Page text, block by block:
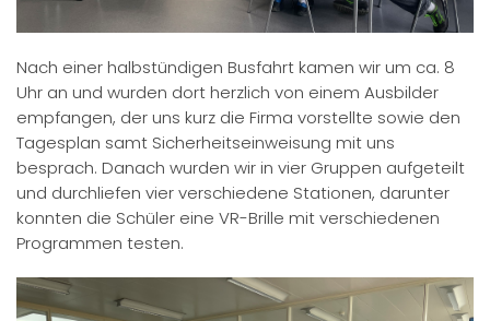
Nach einer halbstündigen Busfahrt kamen wir um ca. 8
Uhr an und wurden dort herzlich von einem Ausbilder
empfangen, der uns kurz die Firma vorstellte sowie den
Tagesplan samt Sicherheitseinweisung mit uns
besprach. Danach wurden wir in vier Gruppen aufgeteilt
und durchliefen vier verschiedene Stationen, darunter
konnten die Schüler eine VR-Brille mit verschiedenen
Programmen testen.